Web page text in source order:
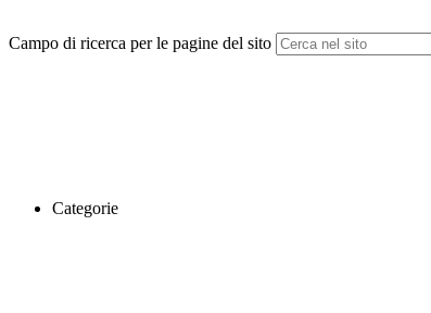
Campo di ricerca per le pagine del sito
Categorie